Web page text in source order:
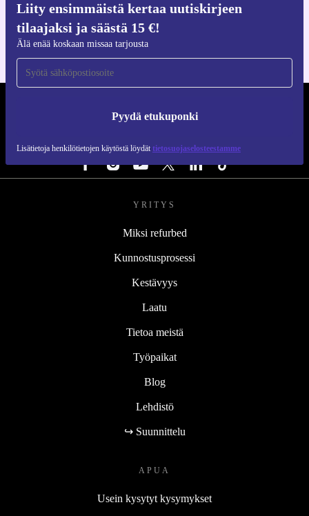
Liity ensimmäistä kertaa uutiskirjeen
tilaajaksi ja säästä 15 €!
Älä enää koskaan missaa tarjousta
Pyydä etukuponki
Lisätietoja henkilötietojen käytöstä löydät tietosuojaselosteestamme
iOS:lle ja Androidille
YRITYS
Miksi refurbed
Kunnostusprosessi
Kestävyys
Laatu
Tietoa meistä
Työpaikat
Blog
Lehdistö
↪ Suunnittelu
APUA
Usein kysytyt kysymykset